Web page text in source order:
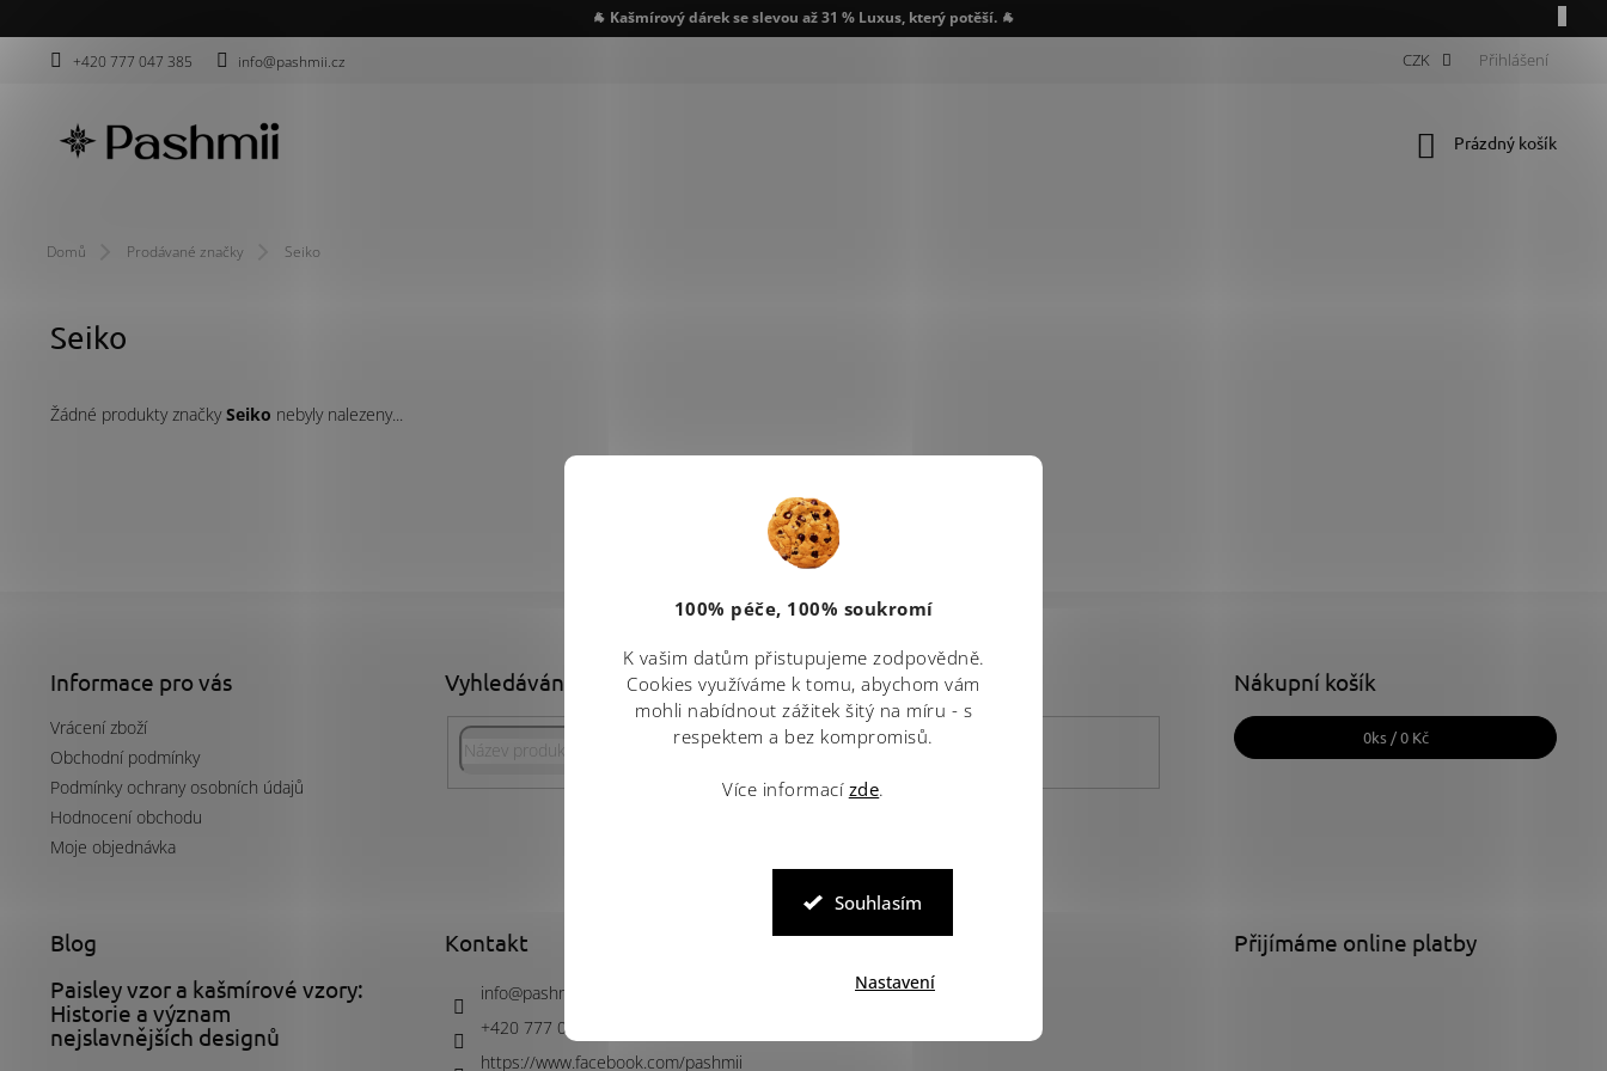
100% péče, 100% soukromí
K vašim datům přistupujeme zodpovědně.
Cookies využíváme k tomu, abychom vám
mohli nabídnout zážitek šitý na míru - s
respektem a bez kompromisů.
Více informací zde.
Souhlasím
Nastavení
na
🐐 Kašmírový dárek se slevou až 31 % Luxus, který potěší. 🐐
+420 777 047 385 info@pashmii.cz CZK Přihlášení
Nákupní
Prázdný košík
Domů Prodávané značky Seiko
Seiko
Žádné produkty značkySeiko nebyly nalezeny...
Informace pro vás
Vrácení zboží
Obchodní podmínky
Podmínky ochrany osobních údajů
Hodnocení obchodu
Moje objednávka
Vyhledávání Nákupní košík
0ks /0 Kč
Blog
Paisley vzor a kašmírové vzory:
Historie a význam
nejslavnějších designů
Kontakt
info@pashmii.cz
+420 777 047 385
https://www.facebook.com/pashmii
Facebook
Pashmii
Přijímáme online platby